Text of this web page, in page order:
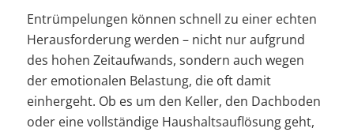
Entrümpelungen können schnell zu einer echten
Herausforderung werden – nicht nur aufgrund
des hohen Zeitaufwands, sondern auch wegen
der emotionalen Belastung, die oft damit
einhergeht. Ob es um den Keller, den Dachboden
oder eine vollständige Haushaltsauflösung geht,